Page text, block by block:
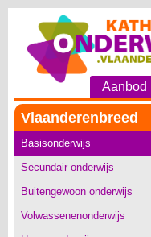
Aanbod
Vlaanderenbreed
Basisonderwijs
Secundair onderwijs
Buitengewoon onderwijs
Volwassenenonderwijs